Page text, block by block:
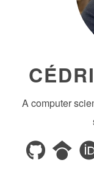
A computer